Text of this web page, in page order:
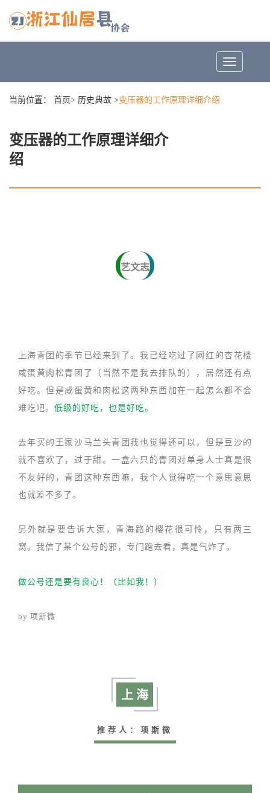
Toggle
navigation
当前位置： 首页> 历史典故 >变压器的工作原理详细介绍
变压器的工作原理详细介
绍
艺文志
上海青团的季节已经来到了。我已经吃过了网红的杏花楼
咸蛋黄肉松青团了（当然不是我去排队的），居然还有点
好吃。但是咸蛋黄和肉松这两种东西加在一起怎么都不会
难吃吧。 低级的好吃，也是好吃。
去年买的王家沙马兰头青团我也觉得还可以，但是豆沙的
就不喜欢了，过于甜。一盒六只的青团对单身人士真是很
不友好的，青团这种东西嘛，我个人觉得吃一个意思意思
也就差不多了。
另外就是要告诉大家，青海路的樱花很可怜，只有两三
窝。我信了某个公号的邪，专门跑去看，真是气炸了。
做公号还是要有良心！（比如我！）
by 项斯微
上 海
推荐人：项斯微